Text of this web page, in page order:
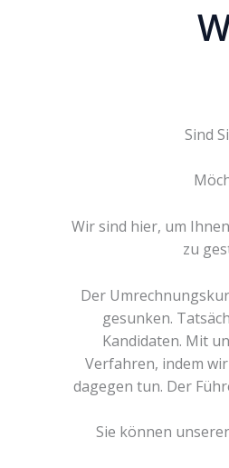
Sind
Wir sind hier, um
zu
Der
gesunken.
Kandidaten. Mit
Verfahren, indem
dagegen tun. Der
Sie können